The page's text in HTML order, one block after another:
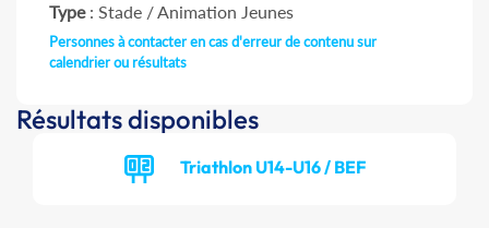
Type: Stade / Animation Jeunes
Personnes à contacter en cas d'erreur de contenu sur
calendrier ou résultats
Résultats disponibles
Triathlon U14-U16 / BEF